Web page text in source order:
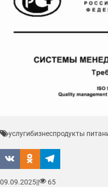
услугибизнеспродукты
09.09.2025|| 65